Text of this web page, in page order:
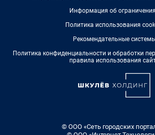
Информация об
Политика использования
Рекомендательные
Политика конфиденциальности и обработки
правила использования
© ООО «Сеть городских